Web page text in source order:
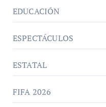
EDUCACIÓN
ESPECTÁCULOS
ESTATAL
FIFA 2026